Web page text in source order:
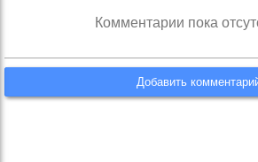
Комментарии пока
Добавить